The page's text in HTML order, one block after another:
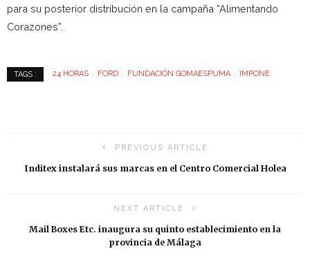
para su posterior distribución en la campaña “Alimentando
Corazones”.
TAGS : 24 HORAS FORD FUNDACIÓN GOMAESPUMA IMPONE
PREVIOUS ARTICLE
Inditex instalará sus marcas en el Centro Comercial Holea
NEXT ARTICLE
Mail Boxes Etc. inaugura su quinto establecimiento en la
provincia de Málaga